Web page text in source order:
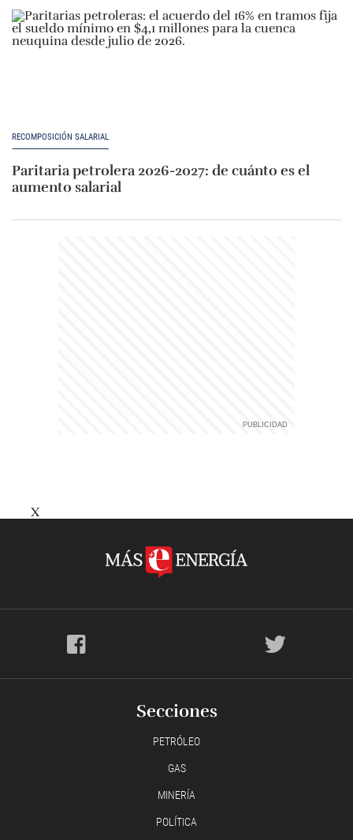
RECOMPOSICIÓN SALARIAL
Paritaria petrolera 2026-2027: de cuánto es el
aumento salarial
X
Secciones
PETRÓLEO
GAS
MINERÍA
POLÍTICA